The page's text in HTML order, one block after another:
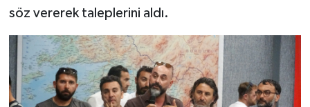
söz vererek taleplerini aldı.